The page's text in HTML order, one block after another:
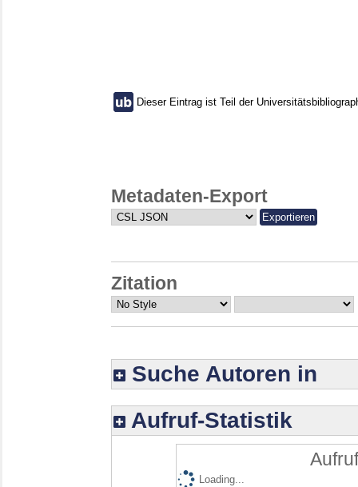
Dieser Eintrag ist Teil der
Metadaten-Export
Zitation
Suche Autoren in
Aufruf-Statistik
Loading...